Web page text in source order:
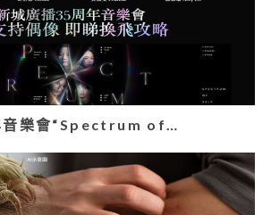
音樂會“Spectrum of…